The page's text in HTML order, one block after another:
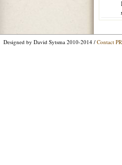
Designed by David Sytsma 2010-2014 / Contact